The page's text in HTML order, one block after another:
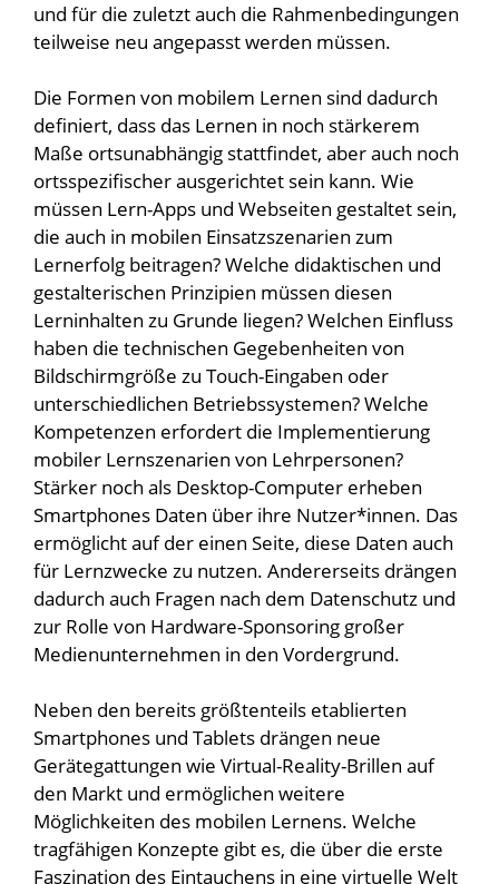
und für die zuletzt auch die Rahmenbedingungen
teilweise neu angepasst werden müssen.
Die Formen von mobilem Lernen sind dadurch
definiert, dass das Lernen in noch stärkerem
Maße ortsunabhängig stattfindet, aber auch noch
ortsspezifischer ausgerichtet sein kann. Wie
müssen Lern-Apps und Webseiten gestaltet sein,
die auch in mobilen Einsatzszenarien zum
Lernerfolg beitragen? Welche didaktischen und
gestalterischen Prinzipien müssen diesen
Lerninhalten zu Grunde liegen? Welchen Einfluss
haben die technischen Gegebenheiten von
Bildschirmgröße zu Touch-Eingaben oder
unterschiedlichen Betriebssystemen? Welche
Kompetenzen erfordert die Implementierung
mobiler Lernszenarien von Lehrpersonen?
Stärker noch als Desktop-Computer erheben
Smartphones Daten über ihre Nutzer*innen. Das
ermöglicht auf der einen Seite, diese Daten auch
für Lernzwecke zu nutzen. Andererseits drängen
dadurch auch Fragen nach dem Datenschutz und
zur Rolle von Hardware-Sponsoring großer
Medienunternehmen in den Vordergrund.
Neben den bereits größtenteils etablierten
Smartphones und Tablets drängen neue
Gerätegattungen wie Virtual-Reality-Brillen auf
den Markt und ermöglichen weitere
Möglichkeiten des mobilen Lernens. Welche
tragfähigen Konzepte gibt es, die über die erste
Faszination des Eintauchens in eine virtuelle Welt